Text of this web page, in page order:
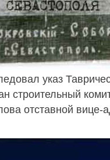
указ
строительный
отставной